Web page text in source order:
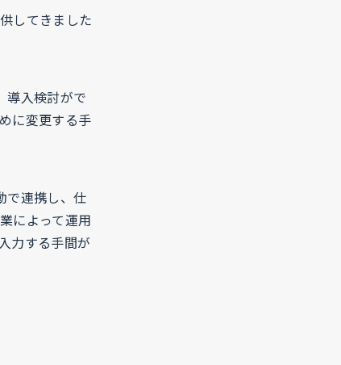
してきました
導入検討がで
に変更する手
で連携し、仕
によって運用
力する手間が